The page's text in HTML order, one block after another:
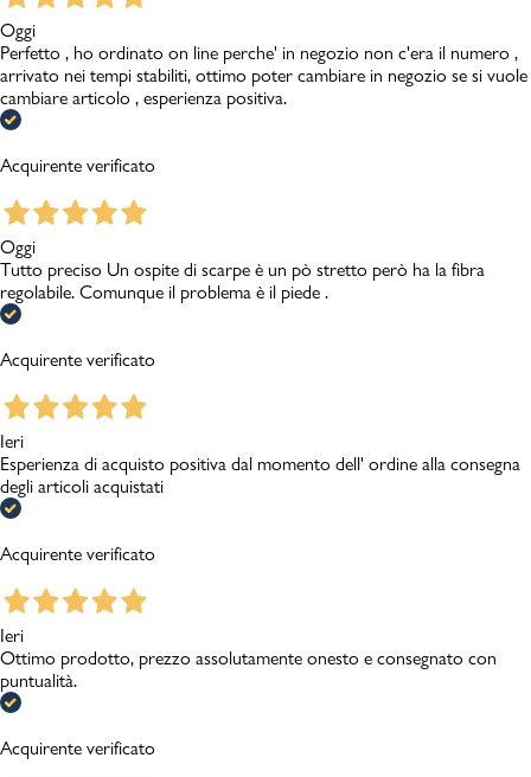
Oggi
Perfetto , ho ordinato on line perche' in negozio non c'era il numero ,
arrivato nei tempi stabiliti, ottimo poter cambiare in negozio se si vuole
cambiare articolo , esperienza positiva.
Acquirente verificato
Oggi
Tutto preciso Un ospite di scarpe è un pò stretto però ha la fibra
regolabile. Comunque il problema è il piede .
Acquirente verificato
Ieri
Esperienza di acquisto positiva dal momento dell' ordine alla consegna
degli articoli acquistati
Acquirente verificato
Ieri
Ottimo prodotto, prezzo assolutamente onesto e consegnato con
puntualità.
Acquirente verificato